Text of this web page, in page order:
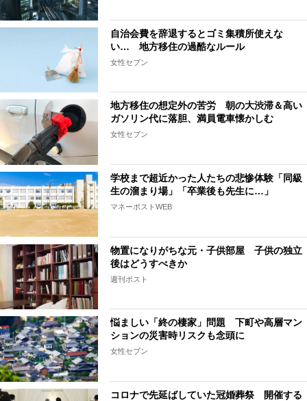
自治会費を辞退するとゴミ集積所使えな
い… 地方移住の過酷なルール
女性セブン
地方移住の想定外の苦労 朝の大渋滞＆高い
ガソリン代に落胆、満員電車懐かしむ
女性セブン
学校まで超近かった人たちの悲惨体験「同級
生の溜まり場」「卒業後も先生に…」
マネーポストWEB
物置になりがちな元・子供部屋 子供の独立
後はどうすべきか
週刊ポスト
悩ましい「終の棲家」問題 下町や高層マン
ションの災害時リスクも念頭に
女性セブン
コロナで先延ばしていた冠婚葬祭 開催する